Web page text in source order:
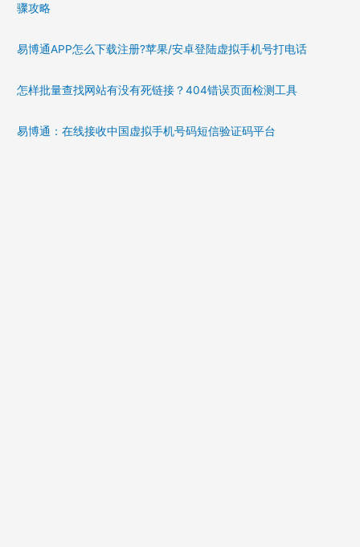
骤攻略
易博通APP怎么下载注册?苹果/安卓登陆虚拟手机号打电话
怎样批量查找网站有没有死链接？404错误页面检测工具
易博通：在线接收中国虚拟手机号码短信验证码平台